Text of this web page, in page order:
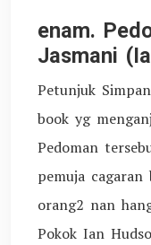
enam.
Jasmani
Petunjuk
book yg
Pedoman
pemuja
orang2 nan
Pokok Ian